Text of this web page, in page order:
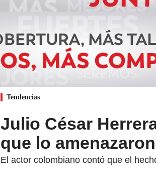
Tendencias
Julio César
que lo
El actor colombiano contó que el